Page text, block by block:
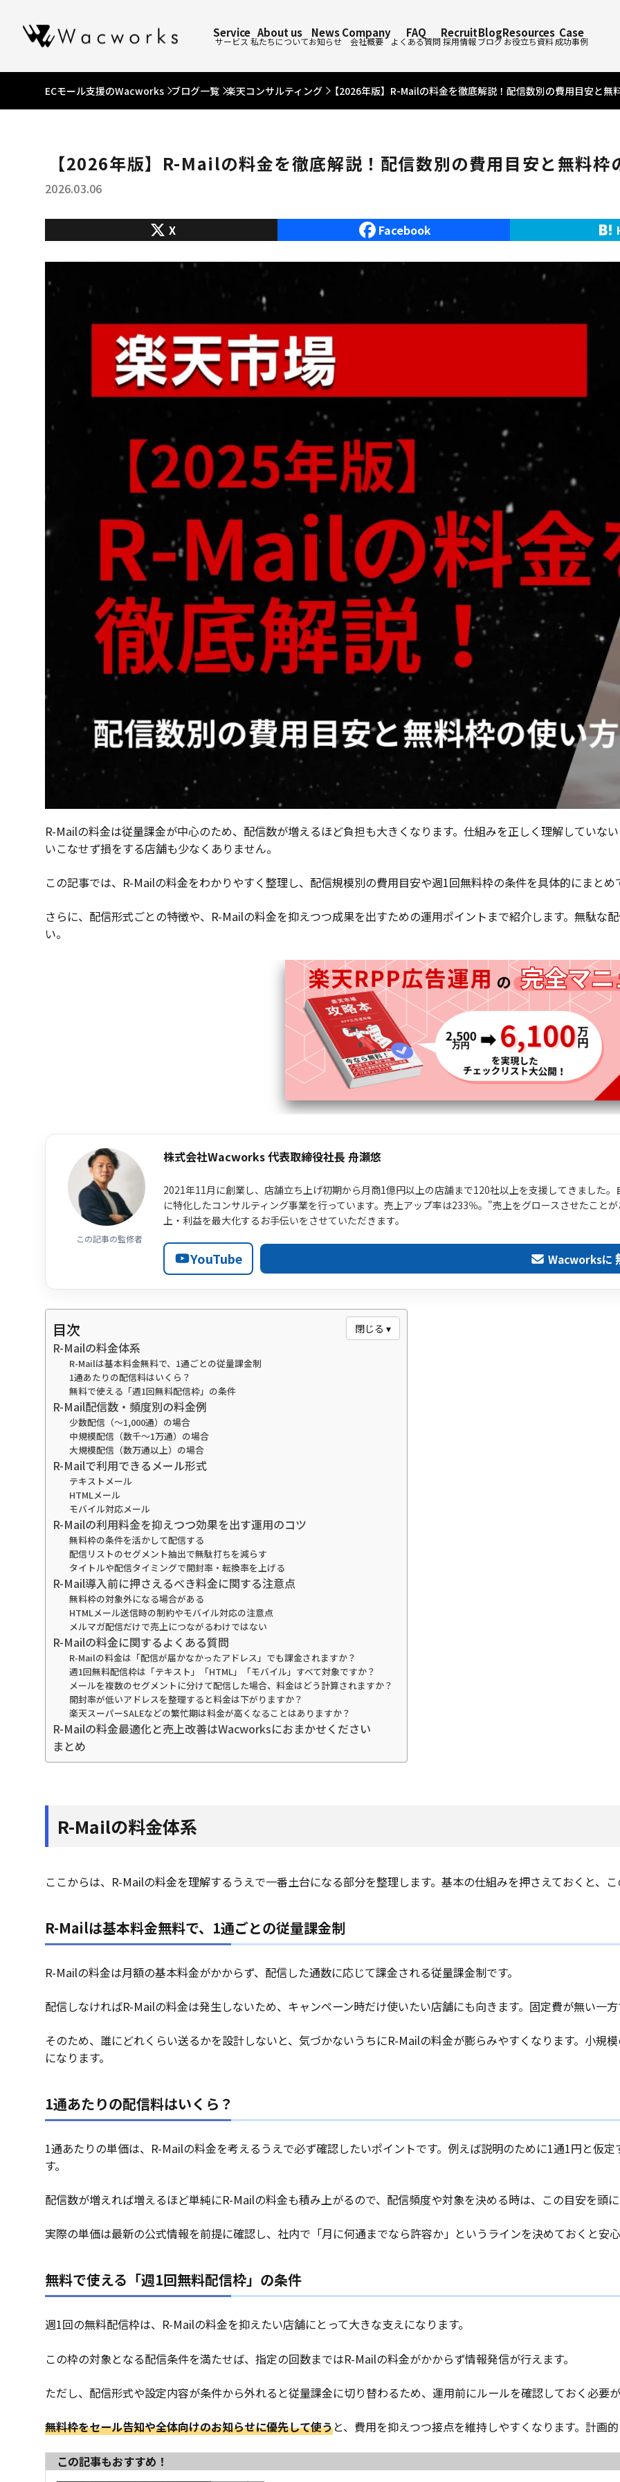
Service
サービス
About us
私たちについて
News
お知らせ
Company
会社概要
FAQ
よくある質問
Recruit
採用情報
Blog
ブログ
Resources
お役立ち資料
Case
成功事例
ECモール支援のWacworks ブログ一覧 楽天コンサルティング 【2026年版】R-Mailの料金を徹底解説！配信数別の費用目安と無
【2026年版】R-Mailの料金を徹底解説！配信数別の費用目安と無料枠
2026.03.06
X Facebook
R-Mailの料金は従量課金が中心のため、配信数が増えるほど負担も大きくなります。仕組みを正しく理解してい
いこなせず損をする店舗も少なくありません。
この記事では、R-Mailの料金をわかりやすく整理し、配信規模別の費用目安や週1回無料枠の条件を具体的にまとめ
さらに、配信形式ごとの特徴や、R-Mailの料金を抑えつつ成果を出すための運用ポイントまで紹介します。無駄
い。
この記事の監修者
株式会社Wacworks 代表取締役社長 舟瀬悠
2021年11月に創業し、店舗立ち上げ初期から月商1億円以上の店舗まで120社以上を支援してきました
に特化したコンサルティング事業を行っています。売上アップ率は233％。"売上をグロースさせたこ
上・利益を最大化するお手伝いをさせていただきます。
YouTube Wacworksに
目次 閉じる ▾
R-Mailの料金体系
R-Mailは基本料金無料で、1通ごとの従量課金制
1通あたりの配信料はいくら？
無料で使える「週1回無料配信枠」の条件
R-Mail配信数・頻度別の料金例
少数配信（～1,000通）の場合
中規模配信（数千〜1万通）の場合
大規模配信（数万通以上）の場合
R-Mailで利用できるメール形式
テキストメール
HTMLメール
モバイル対応メール
R-Mailの利用料金を抑えつつ効果を出す運用のコツ
無料枠の条件を活かして配信する
配信リストのセグメント抽出で無駄打ちを減らす
タイトルや配信タイミングで開封率・転換率を上げる
R-Mail導入前に押さえるべき料金に関する注意点
無料枠の対象外になる場合がある
HTMLメール送信時の制約やモバイル対応の注意点
メルマガ配信だけで売上につながるわけではない
R-Mailの料金に関するよくある質問
R-Mailの料金は「配信が届かなかったアドレス」でも課金されますか？
週1回無料配信枠は「テキスト」「HTML」「モバイル」すべて対象ですか？
メールを複数のセグメントに分けて配信した場合、料金はどう計算されますか？
開封率が低いアドレスを整理すると料金は下がりますか？
楽天スーパーSALEなどの繁忙期は料金が高くなることはありますか？
R-Mailの料金最適化と売上改善はWacworksにおまかせください
まとめ
R-Mailの料金体系
ここからは、R-Mailの料金を理解するうえで一番土台になる部分を整理します。基本の仕組みを押さえておくと、
R-Mailは基本料金無料で、1通ごとの従量課金制
R-Mailの料金は月額の基本料金がかからず、配信した通数に応じて課金される従量課金制です。
配信しなければR-Mailの料金は発生しないため、キャンペーン時だけ使いたい店舗にも向きます。固定費が無い一方
そのため、誰にどれくらい送るかを設計しないと、気づかないうちにR-Mailの料金が膨らみやすくなります。小規
になります。
1通あたりの配信料はいくら？
1通あたりの単価は、R-Mailの料金を考えるうえで必ず確認したいポイントです。例えば説明のために1通1円と仮定
す。
配信数が増えれば増えるほど単純にR-Mailの料金も積み上がるので、配信頻度や対象を決める時は、この目安を頭に
実際の単価は最新の公式情報を前提に確認し、社内で「月に何通までなら許容か」というラインを決めておくと安心
無料で使える「週1回無料配信枠」の条件
週1回の無料配信枠は、R-Mailの料金を抑えたい店舗にとって大きな支えになります。
この枠の対象となる配信条件を満たせば、指定の回数まではR-Mailの料金がかからず情報発信が行えます。
ただし、配信形式や設定内容が条件から外れると従量課金に切り替わるため、運用前にルールを確認しておく必要が
無料枠をセール告知や全体向けのお知らせに優先して使うと、費用を抑えつつ接点を維持しやすくなります。計画
この記事もおすすめ！